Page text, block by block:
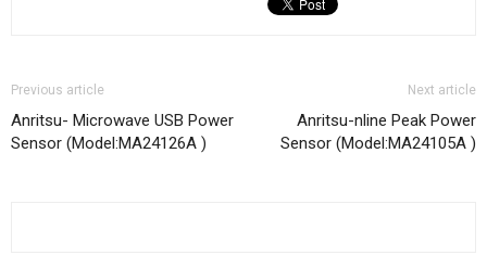
Previous article
Anritsu- Microwave USB Power
Sensor (Model:MA24126A )
Next article
Anritsu-nline Peak Power
Sensor (Model:MA24105A )